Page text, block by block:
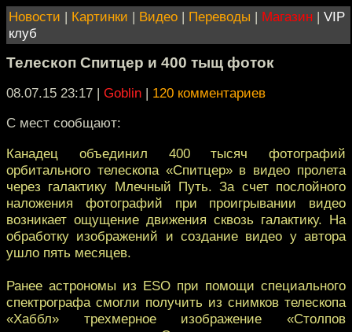
Новости | Картинки | Видео | Переводы | Магазин | VIP
клуб
Телескоп Спитцер и 400 тыщ фоток
08.07.15 23:17 | Goblin | 120 комментариев
С мест сообщают:
Канадец объединил 400 тысяч фотографий
орбитального телескопа «Спитцер» в видео пролета
через галактику Млечный Путь. За счет послойного
наложения фотографий при проигрывании видео
возникает ощущение движения сквозь галактику. На
обработку изображений и создание видео у автора
ушло пять месяцев.
Ранее астрономы из ESO при помощи специального
спектрографа смогли получить из снимков телескопа
«Хаббл» трехмерное изображение «Столпов